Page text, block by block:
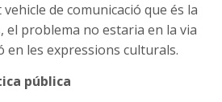
de comunicació que és la
el problema no estaria en la via
en les expressions culturals.
pública